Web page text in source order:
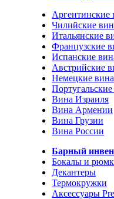
Аргентинские
Чилийские
Итальянские
Французские
Испанские
Австрийские
Немецкие вина
Вина Израиля
Вина Армении
Вина Грузии
Вина России
Барный
Бокалы и
Декантеры
Термокружки
Аксессуары